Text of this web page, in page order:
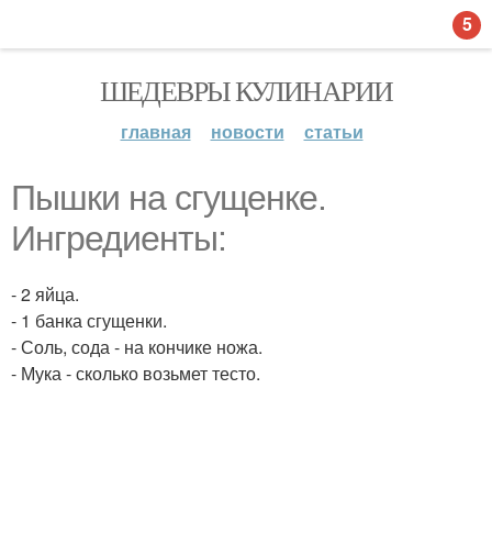
ШЕДЕВРЫ КУЛИНАРИИ
главная новости статьи
Пышки на сгущенке.
Ингредиенты:
- 2 яйца.
- 1 банка сгущенки.
- Соль, сода - на кончике ножа.
- Мука - сколько возьмет тесто.
5